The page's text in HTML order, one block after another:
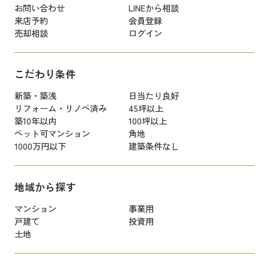
お問い合わせ
LINEから相談
来店予約
会員登録
売却相談
ログイン
こだわり条件
新築・築浅
日当たり良好
リフォーム・リノベ済み
45坪以上
築10年以内
100坪以上
ペット可マンション
角地
1000万円以下
建築条件なし
地域から探す
マンション
事業用
戸建て
投資用
土地